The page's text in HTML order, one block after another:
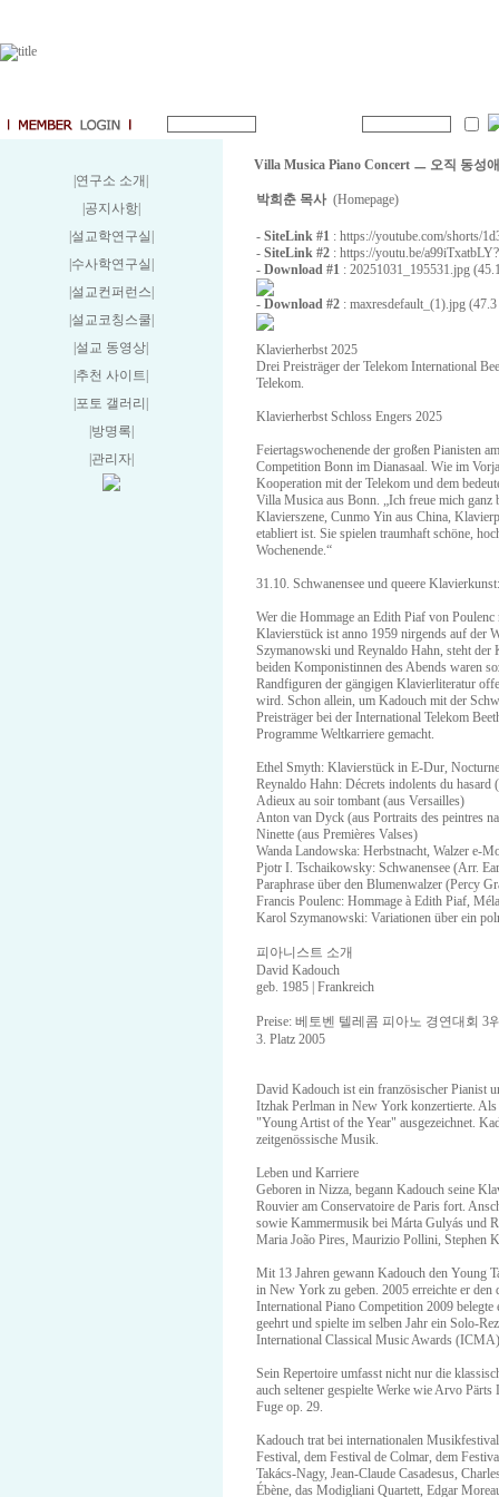
|연구소 소개
|공지사항
|설교학연구실
|수사학연구실
|설교컨퍼런스
|설교코칭스쿨
|설교 동영상
|추천 사이트
|포토 갤러리
|방명록
|관리자
Villa Musica Piano Concert ㅡ 오직 동성
박희춘 목사 (Homepage)
- SiteLink #1 : https://youtube.com/shorts/
- SiteLink #2 : https://youtu.be/
- Download #1 : 20251031_195531.jpg
- Download #2 : maxresdefault_(1).jpg
Klavierherbst 2025
Drei Preisträger der Telekom International
Telekom.
Klavierherbst Schloss Engers 2025
Feiertagswochenende der großen Pianisten
Competition Bonn im Dianasaal. Wie im
Kooperation mit der Telekom und dem
Villa Musica aus Bonn. „Ich freue mich ganz
Klavierszene, Cunmo Yin aus China,
etabliert ist. Sie spielen traumhaft schöne,
Wochenende.“
31.10. Schwanensee und queere
Wer die Hommage an Edith Piaf von
Klavierstück ist anno 1959 nirgends auf der
Szymanowski und Reynaldo Hahn, steht
beiden Komponistinnen des Abends waren
Randfiguren der gängigen Klavierliteratur
wird. Schon allein, um Kadouch mit der
Preisträger bei der International Telekom
Programme Weltkarriere gemacht.
Ethel Smyth: Klavierstück in E-Dur,
Reynaldo Hahn: Décrets indolents du hasard
Adieux au soir tombant (aus Versailles)
Anton van Dyck (aus Portraits des peintres
Ninette (aus Premières Valses)
Wanda Landowska: Herbstnacht, Walzer e-
Pjotr I. Tschaikowsky: Schwanensee (Arr.
Paraphrase über den Blumenwalzer (Percy
Francis Poulenc: Hommage à Edith Piaf,
Karol Szymanowski: Variationen über ein
피아니스트 소개
David Kadouch
geb. 1985 | Frankreich
Preise: 베토벤 텔레콤 피아노 경연대회 3
3. Platz 2005
David Kadouch ist ein französischer Pianist
Itzhak Perlman in New York konzertierte.
"Young Artist of the Year" ausgezeichnet.
zeitgenössische Musik.
Leben und Karriere
Geboren in Nizza, begann Kadouch seine
Rouvier am Conservatoire de Paris fort.
sowie Kammermusik bei Márta Gulyás und
Maria João Pires, Maurizio Pollini, Stephen
Mit 13 Jahren gewann Kadouch den Young
in New York zu geben. 2005 erreichte er
International Piano Competition 2009
geehrt und spielte im selben Jahr ein Solo-
International Classical Music Awards (ICMA)
Sein Repertoire umfasst nicht nur die
auch seltener gespielte Werke wie Arvo
Fuge op. 29.
Kadouch trat bei internationalen
Festival, dem Festival de Colmar, dem
Takács-Nagy, Jean-Claude Casadesus,
Ébène, das Modigliani Quartett, Edgar